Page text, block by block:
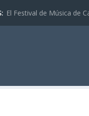
El Festival de Música de